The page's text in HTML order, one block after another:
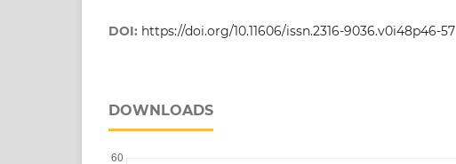
DOI: https://doi.org/10.11606/issn.2316-9036.v0i48p46-57
DOWNLOADS